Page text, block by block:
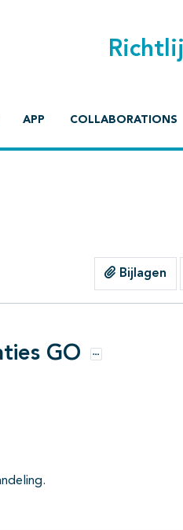
APP COLLABORATIONS
Bijlagen
GO Opties